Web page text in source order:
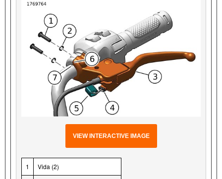
VIEW INTERACTIVE IMAGE
1 Vida (2)